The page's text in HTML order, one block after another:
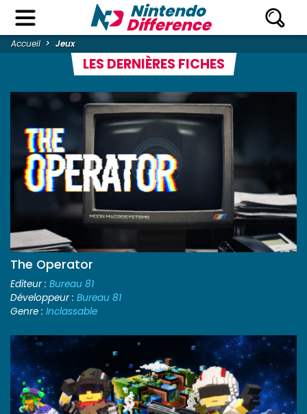
Accueil Jeux
LES DERNIÈRES FICHES
The Operator
Editeur : Bureau 81
Développeur : Bureau 81
Genre : Inclassable